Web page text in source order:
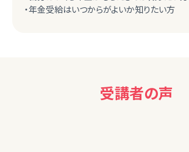
・年金受給はいつからがよいか知りたい方
受講者の声